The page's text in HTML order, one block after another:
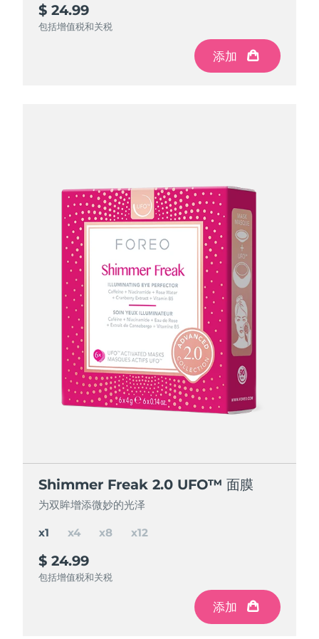
$ 24.99
包括增值税和关税
添加
$ 84.97
包括增值税和关税
添加
$ 150 $ 199.92
包括增值税和关税
添加
$ 195 $ 299.88
包括增值税和关税
添加
Shimmer Freak 2.0 UFO™ 面膜
为双眸增添微妙的光泽
$ 24.99
包括增值税和关税
添加
Shimmer Freak 2.0 UFO™ 面膜
为双眸增添微妙的光泽
$ 84.97
包括增值税和关税
添加
Shimmer Freak 2.0 UFO™ 面膜
为双眸增添微妙的光泽
$ 150 $ 199.92
包括增值税和关税
添加
Shimmer Freak 2.0 UFO™ 面膜
为双眸增添微妙的光泽
$ 195 $ 299.88
包括增值税和关税
添加
x1 x4 x8 x12